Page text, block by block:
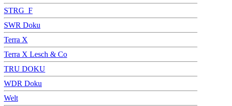
STRG_F
SWR Doku
Terra X
Terra X Lesch & Co
TRU DOKU
WDR Doku
Welt